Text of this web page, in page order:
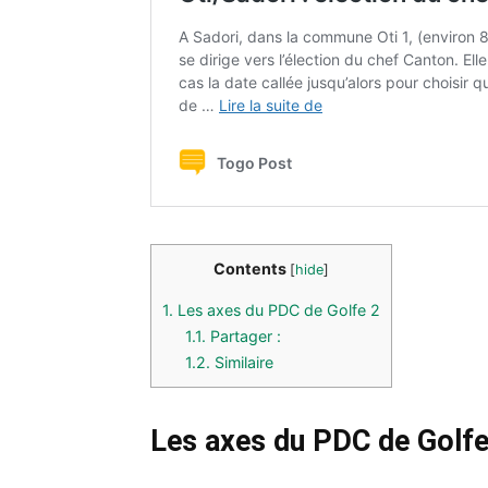
Contents [hide]
1. Les axes du PDC de Golfe 2
1.1. Partager :
1.2. Similaire
Les axes du PDC de